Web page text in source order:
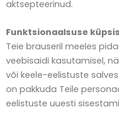
aktsepteerinud.
Funktsionaalsuse
Teie brauseril meeles
veebisaidi kasutamisel,
või keele-eelistuste
on pakkuda Teile
eelistuste uuesti